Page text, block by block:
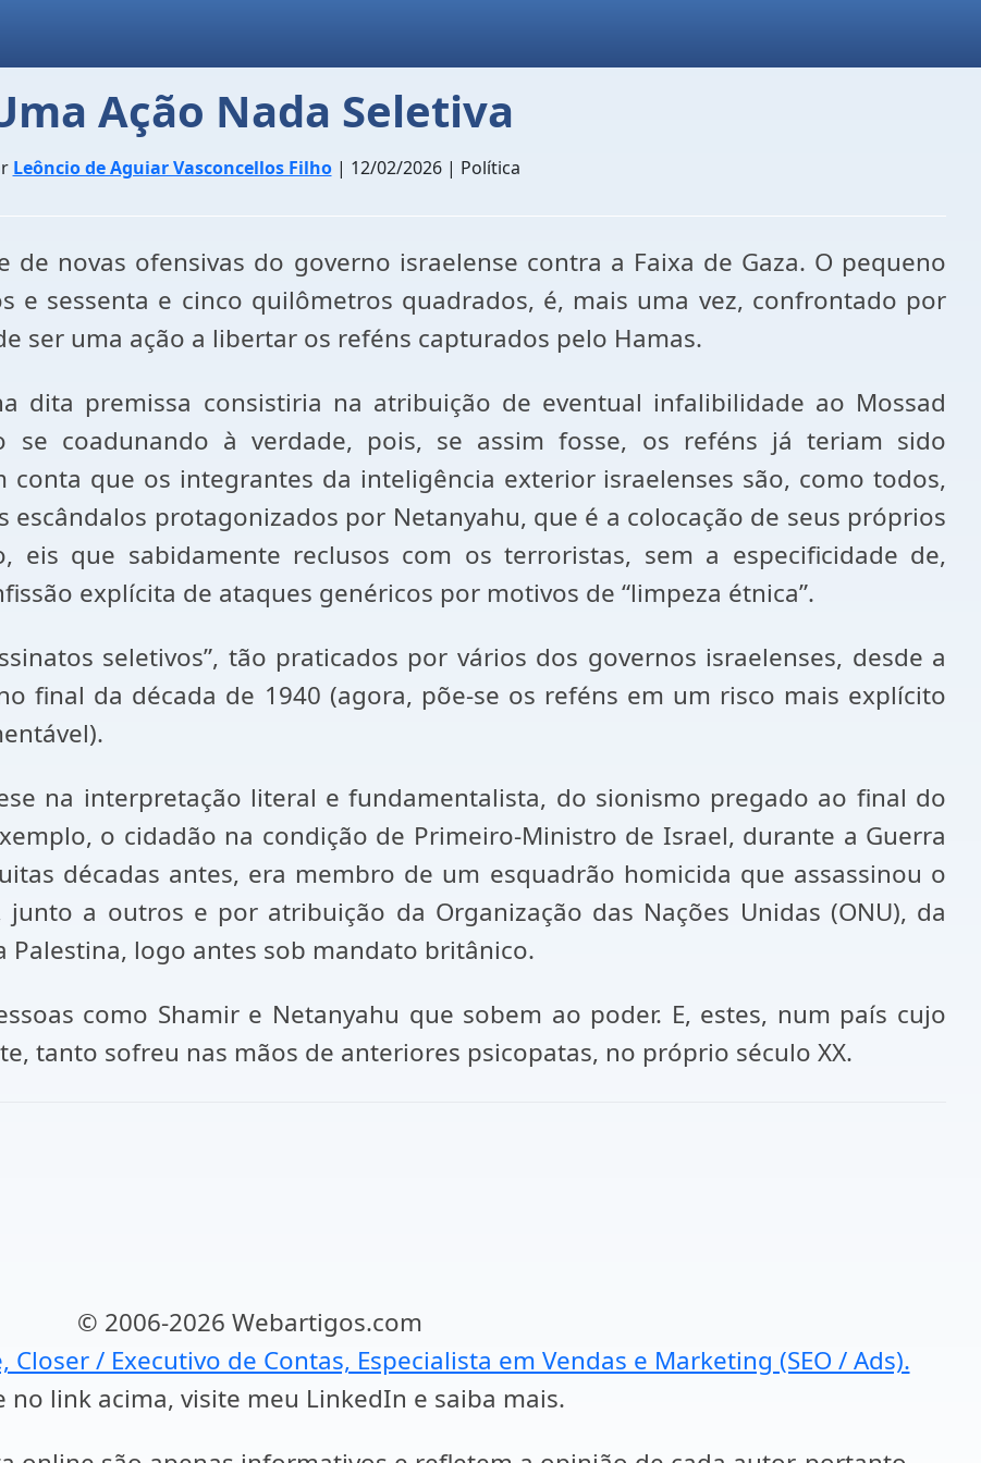
Ação Nada Seletiva
Leôncio de Aguiar Vasconcellos Filho| 12/02/2026 | Política
de novas ofensivas do governo israelense contra a Faixa de Gaza. O pequeno
e sessenta e cinco quilômetros quadrados, é, mais uma vez, confrontado por
ser uma ação a libertar os reféns capturados pelo Hamas.
dita premissa consistiria na atribuição de eventual infalibilidade ao Mossad
se coadunando à verdade, pois, se assim fosse, os reféns já teriam sido
conta que os integrantes da inteligência exterior israelenses são, como todos,
escândalos protagonizados por Netanyahu, que é a colocação de seus próprios
eis que sabidamente reclusos com os terroristas, sem a especificidade de,
explícita de ataques genéricos por motivos de “limpeza étnica”.
seletivos”, tão praticados por vários dos governos israelenses, desde a
final da década de 1940 (agora, põe-se os reféns em um risco mais explícito
na interpretação literal e fundamentalista, do sionismo pregado ao final do
o cidadão na condição de Primeiro-Ministro de Israel, durante a Guerra
décadas antes, era membro de um esquadrão homicida que assassinou o
a outros e por atribuição da Organização das Nações Unidas (ONU), da
logo antes sob mandato britânico.
como Shamir e Netanyahu que sobem ao poder. E, estes, num país cujo
tanto sofreu nas mãos de anteriores psicopatas, no próprio século XX.
© 2006-2026 Webartigos.com
Closer / Executivo de Contas, Especialista em Vendas e Marketing (SEO / Ads).
no link acima, visite meu LinkedIn e saiba mais.